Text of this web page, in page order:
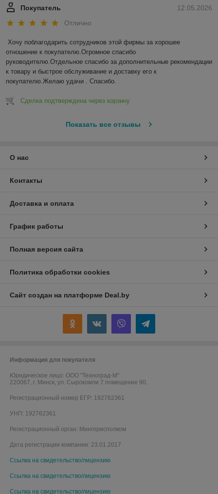
12.05.2026
Покупатель
Отлично
Хочу поблагодарить сотрудников этой фирмы за хорошее
отношение к покупателю.Огромное спасибо
руководителю.Отдельное спасибо за дополнительные рекомендации
к товару и быстрое обслуживание и доставку его к
покупателю.Желаю удачи . Спасибо.
Сделка подтверждена через корзину
Показать все отзывы
О нас
Контакты
Доставка и оплата
График работы
Полная версия сайта
Политика обработки cookies
Сайт создан на платформе Deal.by
Информация для покупателя
Юридическое лицо: ООО "Техноград-М"
220067, г. Минск, ул. Сырокомли 7 помещение 90.
Регистрационный номер ЕГР: 192762361
УНП: 192762361
Регистрационный орган: Мингорисполком
Дата регистрации компании: 23.01.2017
Ссылка на свидетельство/лицензию
Ссылка на свидетельство/лицензию
Ссылка на свидетельство/лицензию